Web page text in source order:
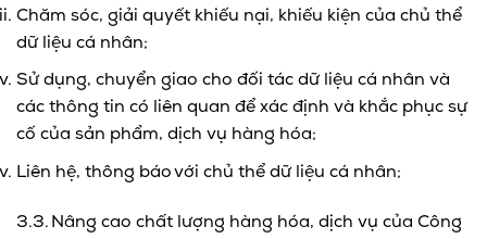
Chăm sóc, giải quyết khiếu nại, khiếu kiện của chủ thể
dữ liệu cá nhân;
Sử dụng, chuyển giao cho đối tác dữ liệu cá nhân và
các thông tin có liên quan để xác định và khắc phục sự
cố của sản phẩm, dịch vụ hàng hóa;
Liên hệ, thông báo với chủ thể dữ liệu cá nhân;
3.3. Nâng cao chất lượng hàng hóa, dịch vụ của Công